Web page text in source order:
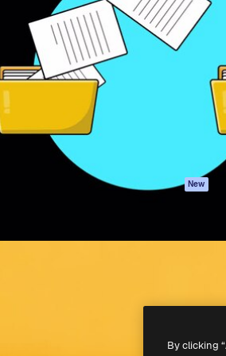
para você direcionar
Mais de 1 milhão de
criativos, empresas,
Spaces
Assistente de IA
Gerador de
Gerador de
Texto para voz
Conteúdo de
Claude/ChatGPT
Agentes New
Todas as
Todos os direitos
By clicking